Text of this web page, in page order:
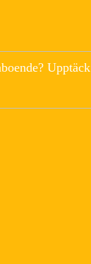
Upptäck